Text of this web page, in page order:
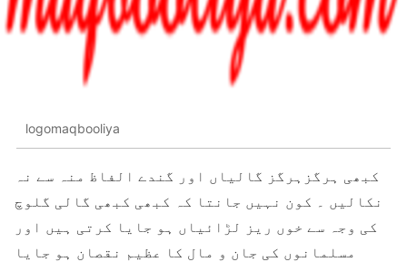
logomaqbooliya
کبھی ہرگزہرگز گالیاں اور گندے الفاظ منہ سے نہ
نکالیں ۔ کون نہیں جانتا کہ کبھی کبھی گالی گلوچ
کی وجہ سے خوں ریز لڑائیاں ہو جایا کرتی ہیں اور
مسلمانوں کی جان و مال کا عظیم نقصان ہو جایا